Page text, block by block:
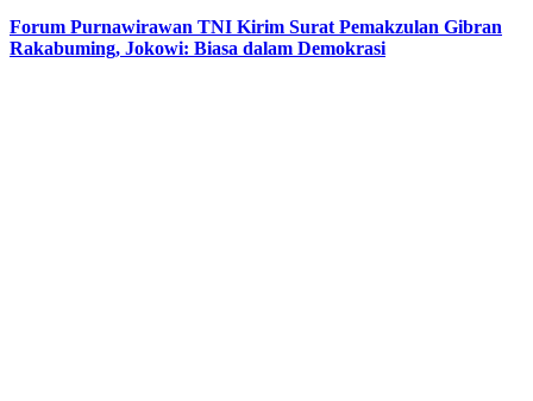
Forum Purnawirawan TNI Kirim Surat Pemakzulan Gibran
Rakabuming, Jokowi: Biasa dalam Demokrasi